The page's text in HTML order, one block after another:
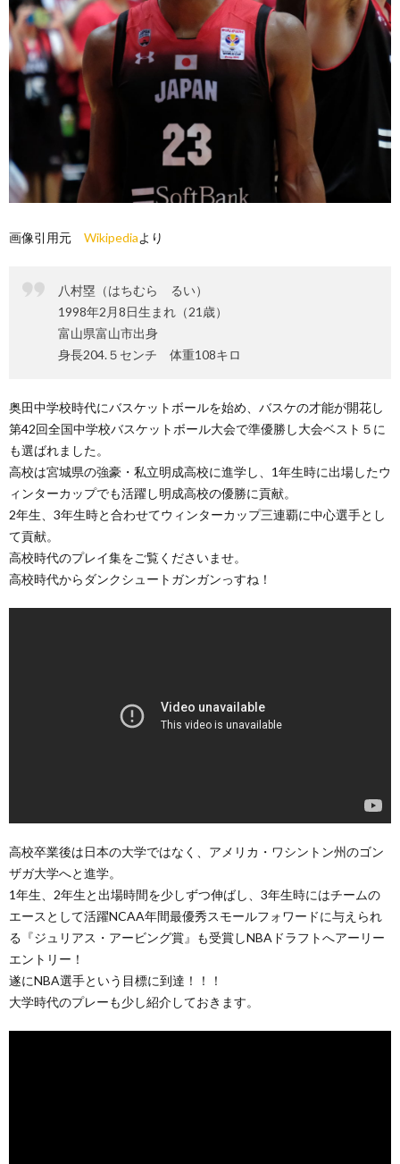
画像引用元 Wikipediaより
八村塁（はちむら るい）
1998年2月8日生まれ（21歳）
富山県富山市出身
身長204.５センチ 体重108キロ
奥田中学校時代にバスケットボールを始め、バスケの才能が開花し
第42回全国中学校バスケットボール大会で準優勝し大会ベスト５に
も選ばれました。
高校は宮城県の強豪・私立明成高校に進学し、1年生時に出場したウ
ィンターカップでも活躍し明成高校の優勝に貢献。
2年生、3年生時と合わせてウィンターカップ三連覇に中心選手とし
て貢献。
高校時代のプレイ集をご覧くださいませ。
高校時代からダンクシュートガンガンっすね！
高校卒業後は日本の大学ではなく、アメリカ・ワシントン州のゴン
ザガ大学へと進学。
1年生、2年生と出場時間を少しずつ伸ばし、3年生時にはチームの
エースとして活躍NCAA年間最優秀スモールフォワードに与えられ
る『ジュリアス・アービング賞』も受賞しNBAドラフトへアーリー
エントリー！
遂にNBA選手という目標に到達！！！
大学時代のプレーも少し紹介しておきます。